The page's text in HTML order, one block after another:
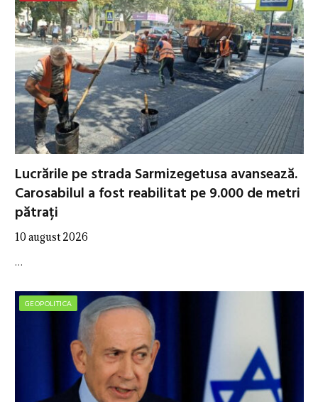
Lucrările pe strada Sarmizegetusa avansează.
Carosabilul a fost reabilitat pe 9.000 de metri
pătrați
10 august 2026
…
GEOPOLITICA